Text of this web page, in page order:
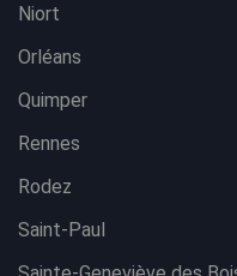
Niort
Orléans
Quimper
Rennes
Rodez
Saint-Paul